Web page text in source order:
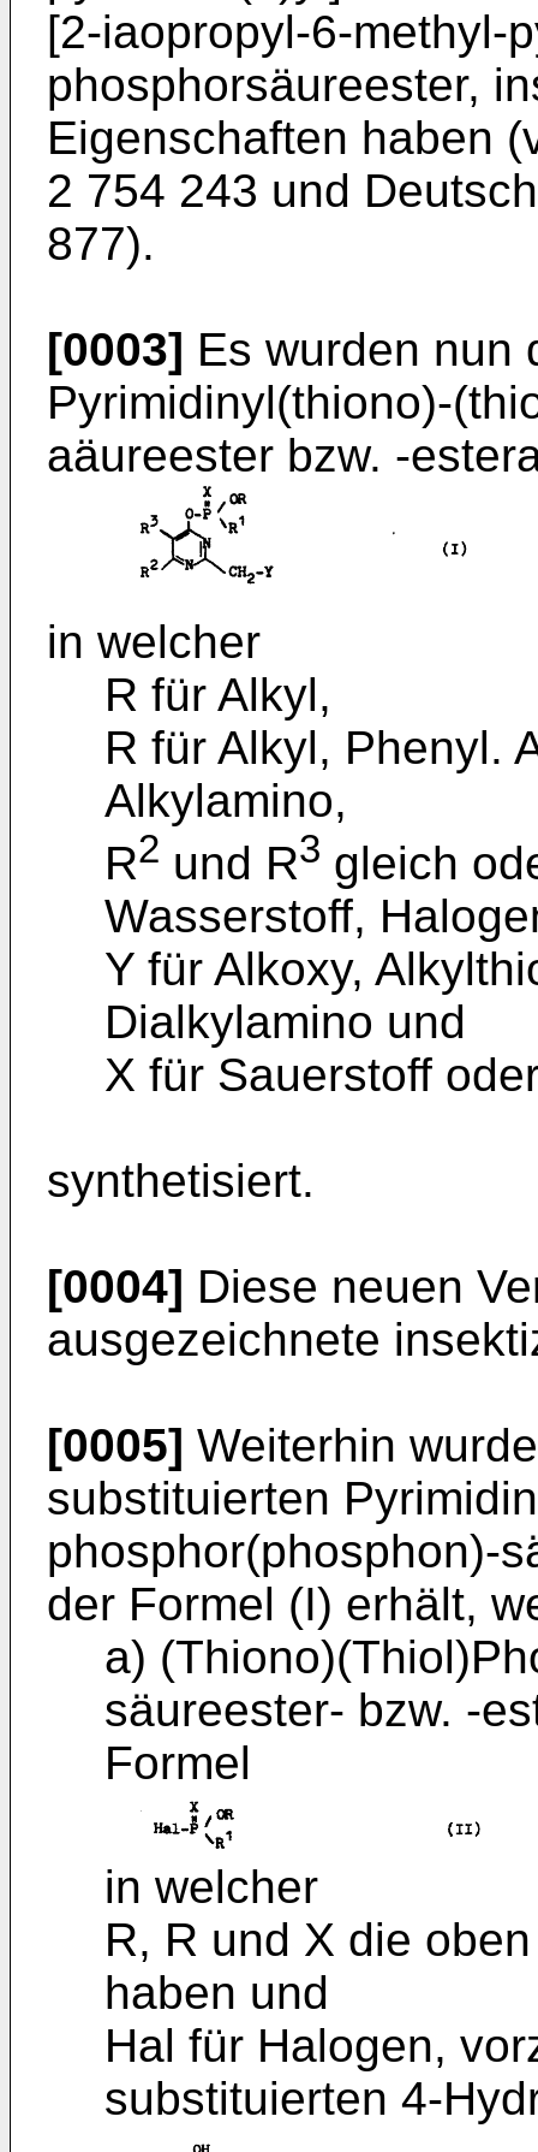
[2-iaopropyl-6-methyl-
phosphorsäureester,
Eigenschaften haben
2 754 243 und
877).
[0003] Es wurden nun
Pyrimidinyl(thiono)-
aäureester bzw. -
in welcher
R für Alkyl,
R für Alkyl, Phenyl.
Alkylamino,
R2 und R3 gleich
Wasserstoff,
Y für Alkoxy,
Dialkylamino und
X für Sauerstoff
synthetisiert.
[0004] Diese neuen
ausgezeichnete
[0005] Weiterhin
substituierten
phosphor(phosphon)-
der Formel (I) erhält,
a)
säureester- bzw. -
Formel
in welcher
R, R und X die
haben und
Hal für Halogen,
substituierten 4-